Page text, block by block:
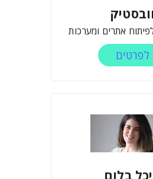
וובסטיק
אתרים ומערכות
לפרטים
בלום